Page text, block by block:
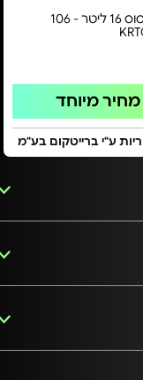
מיכל ריסוס 16 ליטר - 106
מחיר מיוחד
ע"י ברייטקום בע"מ